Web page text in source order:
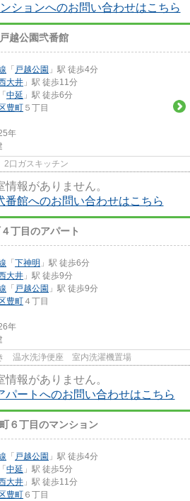
ションへのお問い合わせはこちら
越公園弐番館
「 戸越公園 」駅 徒歩4分
大井 」駅 徒歩11分
「 中延 」駅 徒歩6分
豊町 ５丁目
年
口ガスキッチン
情報がありません。
番館へのお問い合わせはこちら
丁目のアパート
「 下神明 」駅 徒歩6分
大井 」駅 徒歩9分
「 戸越公園 」駅 徒歩9分
豊町 ４丁目
年
温水洗浄便座 室内洗濯機置場
情報がありません。
パートへのお問い合わせはこちら
６丁目のマンション
「 戸越公園 」駅 徒歩4分
「 中延 」駅 徒歩5分
大井 」駅 徒歩11分
豊町 ６丁目